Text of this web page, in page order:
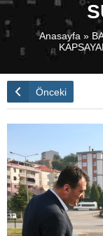
Anasayfa »
Önceki